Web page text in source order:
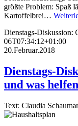
größte Problem: Spaß
Kartoffelbrei…
Dienstags-Diskussion:
06T07:34:12+01:00
20.Februar.2018
Dienstags-
und was
Text: Claudia